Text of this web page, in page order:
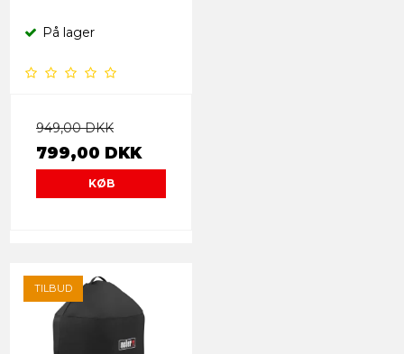
På lager
949,00 DKK
799,00 DKK
KØB
TILBUD